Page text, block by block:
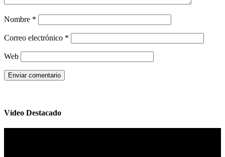
Nombre *
Correo electrónico *
Web
Vídeo Destacado